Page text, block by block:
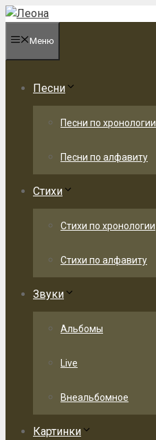
Перейти
содержимому
Меню
Песни
Песни по хронологии
Песни по алфавиту
Стихи
Стихи по хронологии
Стихи по алфавиту
Звуки
Альбомы
Live
Внеальбомное
Картинки